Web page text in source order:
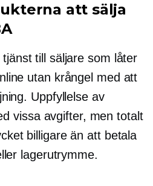
att sälja
till säljare som låter
utan krångel med att
Uppfyllelse av
vissa avgifter, men totalt
billigare än att betala
lagerutrymme.